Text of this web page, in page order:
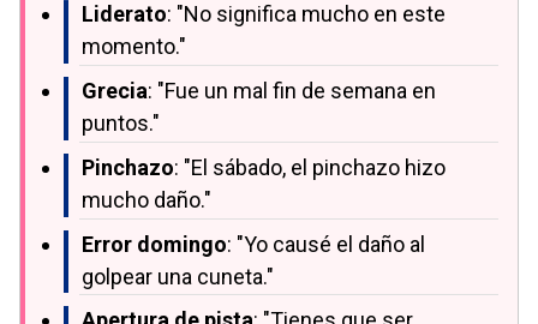
Liderato: "No significa mucho en este
momento."
Grecia: "Fue un mal fin de semana en
puntos."
Pinchazo: "El sábado, el pinchazo hizo
mucho daño."
Error domingo: "Yo causé el daño al
golpear una cuneta."